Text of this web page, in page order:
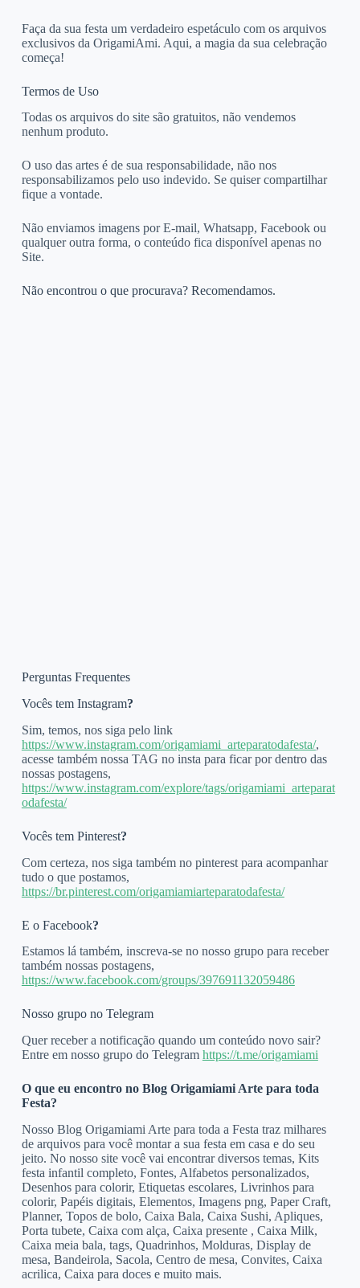
Faça da sua festa um verdadeiro espetáculo com os arquivos
exclusivos da OrigamiAmi. Aqui, a magia da sua celebração
começa!
Termos de Uso
Todas os arquivos do site são gratuitos, não vendemos
nenhum produto.
O uso das artes é de sua responsabilidade, não nos
responsabilizamos pelo uso indevido. Se quiser compartilhar
fique a vontade.
Não enviamos imagens por E-mail, Whatsapp, Facebook ou
qualquer outra forma, o conteúdo fica disponível apenas no
Site.
Não encontrou o que procurava? Recomendamos.
Perguntas Frequentes
Vocês tem Instagram?
Sim, temos, nos siga pelo link
https://www.instagram.com/origamiami_arteparatodafesta/,
acesse também nossa TAG no insta para ficar por dentro das
nossas postagens,
https://www.instagram.com/explore/tags/origamiami_arteparat
odafesta/
Vocês tem Pinterest?
Com certeza, nos siga também no pinterest para acompanhar
tudo o que postamos,
https://br.pinterest.com/origamiamiarteparatodafesta/
E o Facebook?
Estamos lá também, inscreva-se no nosso grupo para receber
também nossas postagens,
https://www.facebook.com/groups/397691132059486
Nosso grupo no Telegram
Quer receber a notificação quando um conteúdo novo sair?
Entre em nosso grupo do Telegram https://t.me/origamiami
O que eu encontro no Blog Origamiami Arte para toda
Festa?
Nosso Blog Origamiami Arte para toda a Festa traz milhares
de arquivos para você montar a sua festa em casa e do seu
jeito. No nosso site você vai encontrar diversos temas, Kits
festa infantil completo, Fontes, Alfabetos personalizados,
Desenhos para colorir, Etiquetas escolares, Livrinhos para
colorir, Papéis digitais, Elementos, Imagens png, Paper Craft,
Planner, Topos de bolo, Caixa Bala, Caixa Sushi, Apliques,
Porta tubete, Caixa com alça, Caixa presente , Caixa Milk,
Caixa meia bala, tags, Quadrinhos, Molduras, Display de
mesa, Bandeirola, Sacola, Centro de mesa, Convites, Caixa
acrilica, Caixa para doces e muito mais.